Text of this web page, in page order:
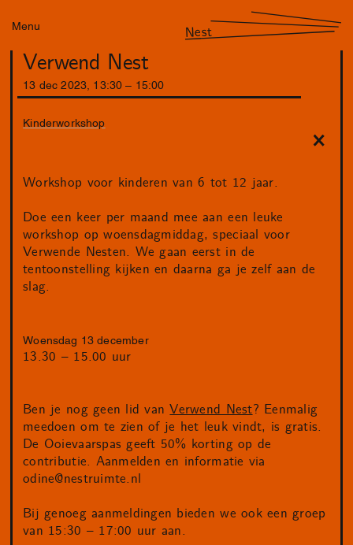
Menu Nest
Verwend Nest
13 dec 2023 13 :30 15 :00
Kinderworkshop
Workshop voor kinderen van 6 tot 12 jaar.
Doe een keer per maand mee aan een leuke
workshop op woensdagmiddag, speciaal voor
Verwende Nesten. We gaan eerst in de
tentoonstelling kijken en daarna ga je zelf aan de
slag.
Woensdag 13 december
13.30 – 15.00 uur
Ben je nog geen lid vanVerwend Nest? Eenmalig
meedoen om te zien of je het leuk vindt, is gratis.
De Ooievaarspas geeft 50% korting op de
contributie. Aanmelden en informatie via
odine@nestruimte.nl
Bij genoeg aanmeldingen bieden we ook een groep
van 15:30 – 17:00 uur aan.